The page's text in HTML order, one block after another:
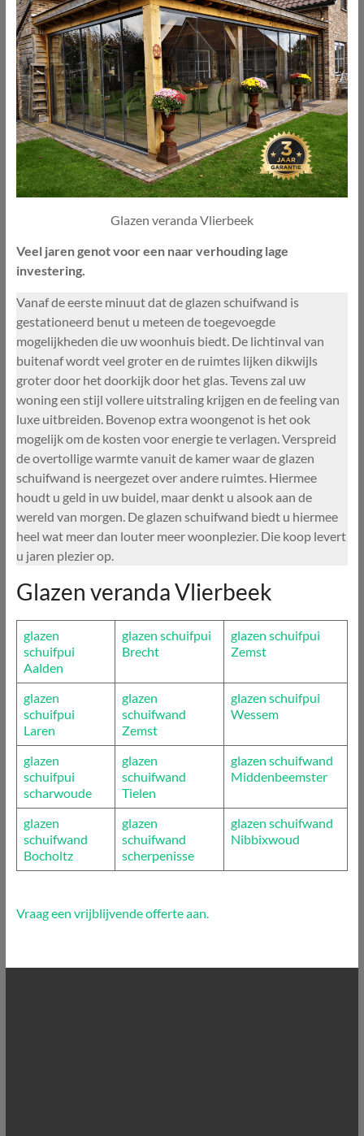
Glazen veranda Vlierbeek
Veel jaren genot voor een naar verhouding lage
investering.
Vanaf de eerste minuut dat de glazen schuifwand is
gestationeerd benut u meteen de toegevoegde
mogelijkheden die uw woonhuis biedt. De lichtinval van
buitenaf wordt veel groter en de ruimtes lijken dikwijls
groter door het doorkijk door het glas. Tevens zal uw
woning een stijl vollere uitstraling krijgen en de feeling van
luxe uitbreiden. Bovenop extra woongenot is het ook
mogelijk om de kosten voor energie te verlagen. Verspreid
de overtollige warmte vanuit de kamer waar de glazen
schuifwand is neergezet over andere ruimtes. Hiermee
houdt u geld in uw buidel, maar denkt u alsook aan de
wereld van morgen. De glazen schuifwand biedt u hiermee
heel wat meer dan louter meer woonplezier. Die koop levert
u jaren plezier op.
Glazen veranda Vlierbeek
glazen
schuifpui
Aalden
glazen schuifpui
Brecht
glazen schuifpui
Zemst
glazen
schuifpui
Laren
glazen
schuifwand
Zemst
glazen schuifpui
Wessem
glazen
schuifpui
scharwoude
glazen
schuifwand
Tielen
glazen schuifwand
Middenbeemster
glazen
schuifwand
Bocholtz
glazen
schuifwand
scherpenisse
glazen schuifwand
Nibbixwoud
Vraag een vrijblijvende offerte aan.